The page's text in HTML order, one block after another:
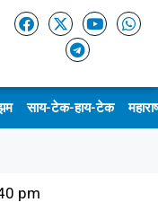
साय-टेक-हाय-टेक
pm